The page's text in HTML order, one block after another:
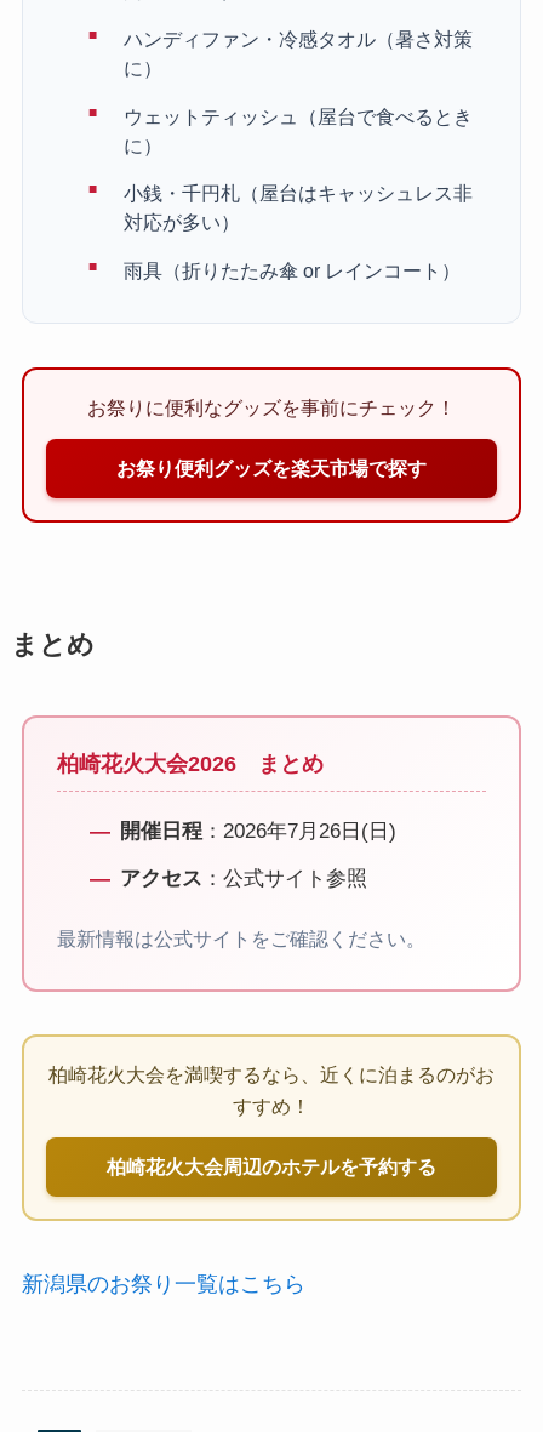
ハンディファン・冷感タオル（暑さ対策
に）
ウェットティッシュ（屋台で食べるとき
に）
小銭・千円札（屋台はキャッシュレス非
対応が多い）
雨具（折りたたみ傘 or レインコート）
お祭りに便利なグッズを事前にチェック！
お祭り便利グッズを楽天市場で探す
まとめ
柏崎花火大会2026 まとめ
開催日程：2026年7月26日(日)
アクセス ：公式サイト参照
最新情報は公式サイトをご確認ください。
柏崎花火大会を満喫するなら、近くに泊まるのがお
すすめ！
柏崎花火大会周辺のホテルを予約する
新潟県のお祭り一覧はこちら